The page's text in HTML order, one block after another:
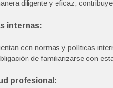
diligente y eficaz,
internas:
con normas y políticas
de familiarizarse con
profesional: